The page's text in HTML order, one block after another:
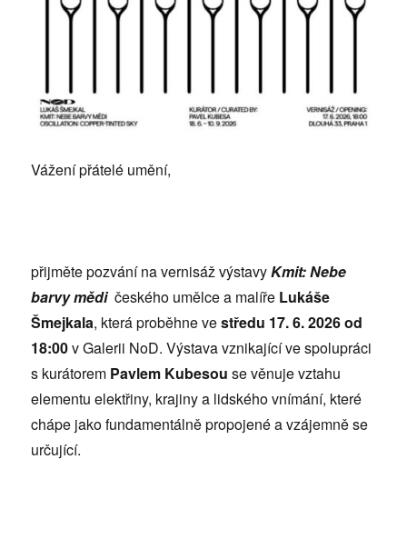
Vážení přátelé umění,
přijměte pozvání na vernisáž výstavyKmit: Nebe
barvy mědičeského umělce a malíře Lukáše
Šmejkala, která proběhne vestředu 17. 6. 2026 od
18:00v Galerii NoD. Výstava vznikající ve spolupráci
s kurátorem Pavlem Kubesou se věnuje vztahu
elementu elektřiny, krajiny a lidského vnímání, které
chápe jako fundamentálně propojené a vzájemně se
určující.